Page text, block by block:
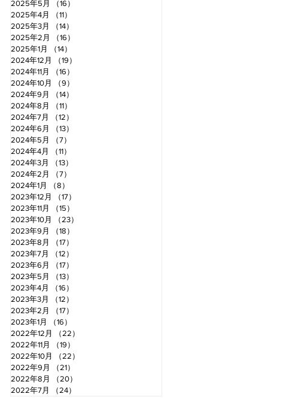
2025年5月
（16）
2025年4月
（11）
2025年3月
（14）
2025年2月
（16）
2025年1月
（14）
2024年12月
（19）
2024年11月
（16）
2024年10月
（9）
2024年9月
（14）
2024年8月
（11）
2024年7月
（12）
2024年6月
（13）
2024年5月
（7）
2024年4月
（11）
2024年3月
（13）
2024年2月
（7）
2024年1月
（8）
2023年12月
（17）
2023年11月
（15）
2023年10月
（23）
2023年9月
（18）
2023年8月
（17）
2023年7月
（12）
2023年6月
（17）
2023年5月
（13）
2023年4月
（16）
2023年3月
（12）
2023年2月
（17）
2023年1月
（16）
2022年12月
（22）
2022年11月
（19）
2022年10月
（22）
2022年9月
（21）
2022年8月
（20）
2022年7月
（24）